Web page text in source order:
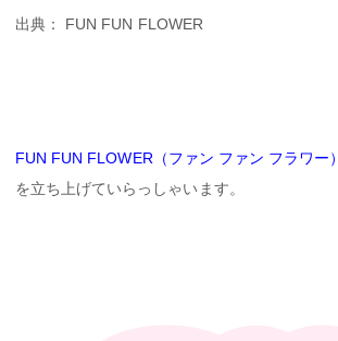
出典： FUN FUN FLOWER
FUN FUN FLOWER（ファン ファン フラワー）
を立ち上げていらっしゃいます。